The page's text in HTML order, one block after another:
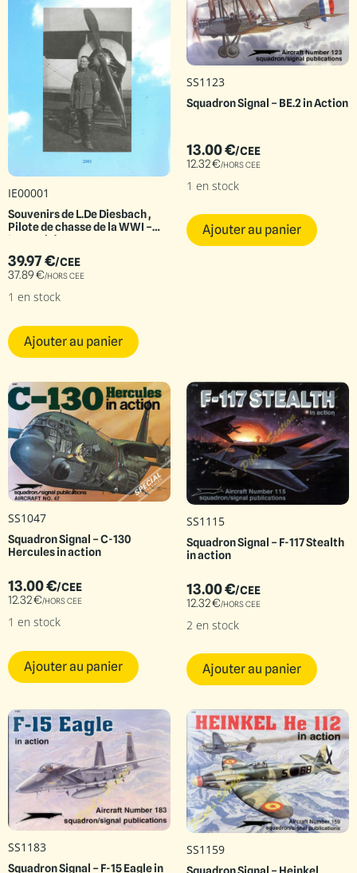
IE00001
Souvenirs de L.De Diesbach ,
Pilote de chasse de la WWI –
Intermède
39.97€/CEE
37.89€/HORS CEE
1 en stock
Ajouter au panier
SS1123
Squadron Signal – BE.2 in Action
13.00€/CEE
12.32€/HORS CEE
1 en stock
Ajouter au panier
SS1047
Squadron Signal – C-130
Hercules in action
13.00€/CEE
12.32€/HORS CEE
1 en stock
Ajouter au panier
SS1115
Squadron Signal – F-117 Stealth
in action
13.00€/CEE
12.32€/HORS CEE
2 en stock
Ajouter au panier
SS1183
Squadron Signal – F-15 Eagle in
SS1159
Squadron Signal – Heinkel